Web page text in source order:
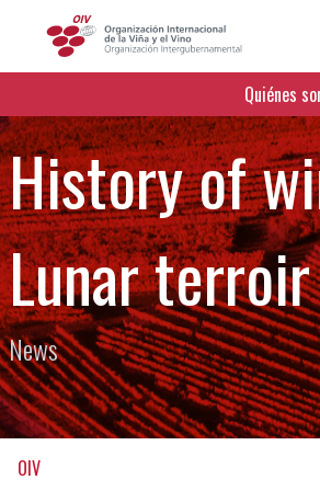
Menú
Quiénes
History of
Lunar terroir
News
OIV